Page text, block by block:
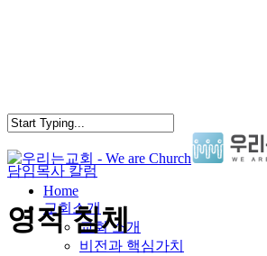
search
Menu
Home
교회소개
교회 소개
비전과 핵심가치
담임목사 칼럼
영적 침체